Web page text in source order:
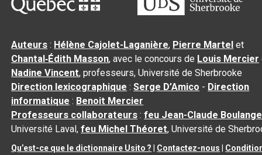
Auteurs : Hélène Cajolet-Laganière, Pierre Martel et
Chantal‑Édith Masson, avec le concours de Louis Mercier
Nadine Vincent, professeurs, Université de Sherbrooke
Direction lexicographique :Serge D’Amico - Direction
informatique : Benoit Mercier
Professeurs collaborateurs :feu Jean-Claude
Université Laval,feu Michel Théoret, Université de
Qu’est-ce que le dictionnaire Usito ? Contactez-nous